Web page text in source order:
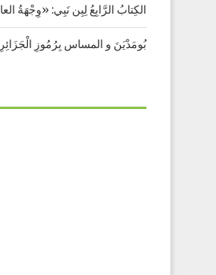
الكِتابُ الرَّابِعُ لِبِن نَبِي: «وِجْهَةُ
بُومَدْيَنَ و المساس بِرُمُوزِ الْجَزَائِرِ